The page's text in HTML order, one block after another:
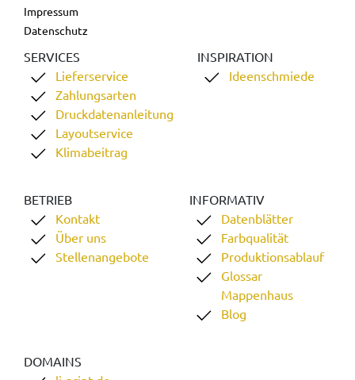
Impressum
Datenschutz
SERVICES
Lieferservice
Zahlungsarten
Druckdatenanleitung
Layoutservice
Klimabeitrag
INSPIRATION
Ideenschmiede
BETRIEB
Kontakt
Über uns
Stellenangebote
INFORMATIV
Datenblätter
Farbqualität
Produktionsablauf
Glossar
Mappenhaus
Blog
DOMAINS